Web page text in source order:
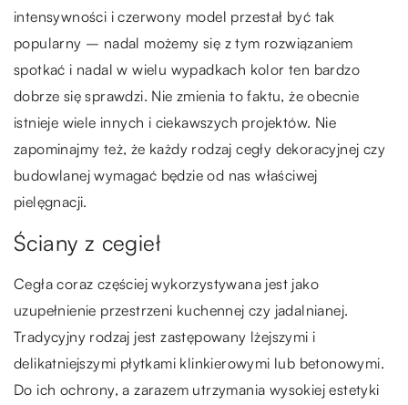
intensywności i czerwony model przestał być tak
popularny – nadal możemy się z tym rozwiązaniem
spotkać i nadal w wielu wypadkach kolor ten bardzo
dobrze się sprawdzi. Nie zmienia to faktu, że obecnie
istnieje wiele innych i ciekawszych projektów. Nie
zapominajmy też, że każdy rodzaj cegły dekoracyjnej czy
budowlanej wymagać będzie od nas właściwej
pielęgnacji.
Ściany z cegieł
Cegła coraz częściej wykorzystywana jest jako
uzupełnienie przestrzeni kuchennej czy jadalnianej.
Tradycyjny rodzaj jest zastępowany lżejszymi i
delikatniejszymi płytkami klinkierowymi lub betonowymi.
Do ich ochrony, a zarazem utrzymania wysokiej estetyki